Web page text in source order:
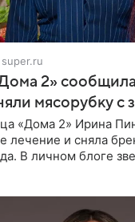
super.ru
2»
мясорубку с
«Дома 2» Ирина
лечение и сняла
В личном блоге